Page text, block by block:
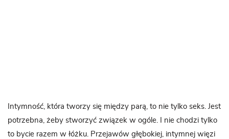
Intymność, która tworzy się między parą, to nie tylko seks. Jest
potrzebna, żeby stworzyć związek w ogóle. I nie chodzi tylko
to bycie razem w łóżku. Przejawów głębokiej, intymnej więzi